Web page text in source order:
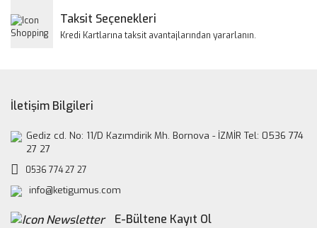
Taksit Seçenekleri
Kredi Kartlarına taksit avantajlarından yararlanın.
İletişim Bilgileri
Gediz cd. No: 11/D Kazımdirik Mh. Bornova - İZMİR Tel: 0536 774
27 27
0536 774 27 27
info@ketigumus.com
E-Bültene Kayıt Ol